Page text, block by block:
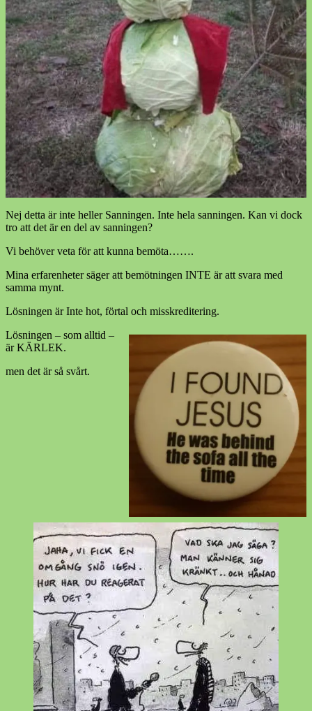
Nej detta är inte heller Sanningen. Inte hela sanningen. Kan vi dock
tro att det är en del av sanningen?
Vi behöver veta för att kunna bemöta…….
Mina erfarenheter säger att bemötningen INTE är att svara med
samma mynt.
Lösningen är Inte hot, förtal och misskreditering.
Lösningen – som alltid –
är KÄRLEK.
men det är så svårt.